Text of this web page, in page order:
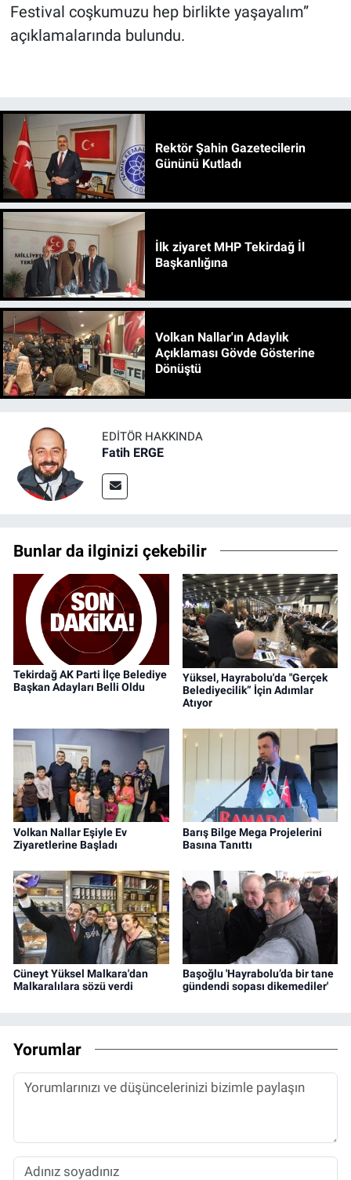
Festival coşkumuzu hep birlikte yaşayalım”
açıklamalarında bulundu.
Rektör Şahin Gazetecilerin
Gününü Kutladı
İlk ziyaret MHP Tekirdağ İl
Başkanlığına
Volkan Nallar'ın Adaylık
Açıklaması Gövde Gösterine
Dönüştü
EDITÖR HAKKINDA
Fatih ERGE
Bunlar da ilginizi çekebilir
Tekirdağ AK Parti İlçe Belediye
Başkan Adayları Belli Oldu
Yüksel, Hayrabolu'da "Gerçek
Belediyecilik” İçin Adımlar
Atıyor
Volkan Nallar Eşiyle Ev
Ziyaretlerine Başladı
Barış Bilge Mega Projelerini
Basına Tanıttı
Cüneyt Yüksel Malkara'dan
Malkaralılara sözü verdi
Başoğlu 'Hayrabolu’da bir tane
gündendi sopası dikemediler'
Yorumlar